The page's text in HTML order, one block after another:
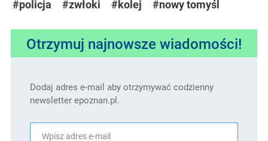
#policja #zwłoki #kolej #nowy tomyśl
Otrzymuj najnowsze wiadomości!
Dodaj adres e-mail aby otrzymywać codzienny
newsletter epoznan.pl.